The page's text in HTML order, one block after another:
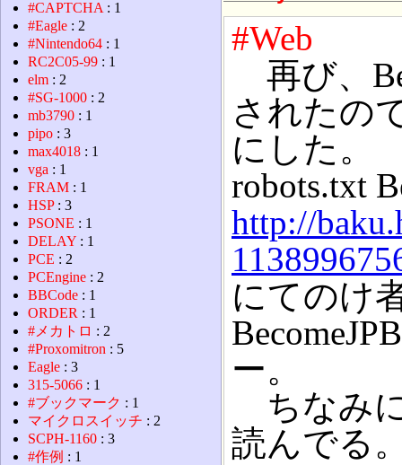
#Web
再び、
されたの
にした。
robots.txt
http://
にてのけ
ー。
ちなみ
読んでる
#CAPTCHA : 1
#Eagle : 2
#Nintendo64 : 1
RC2C05-99 : 1
elm : 2
#SG-1000 : 2
mb3790 : 1
pipo : 3
max4018 : 1
vga : 1
FRAM : 1
HSP: 3
PSONE : 1
DELAY : 1
PCE : 2
PCEngine : 2
BBCode : 1
ORDER : 1
#メカトロ : 2
#Proxomitron : 5
Eagle : 3
315-5066 : 1
#ブックマーク : 1
マイクロスイッチ : 2
SCPH-1160 : 3
#作例 : 1